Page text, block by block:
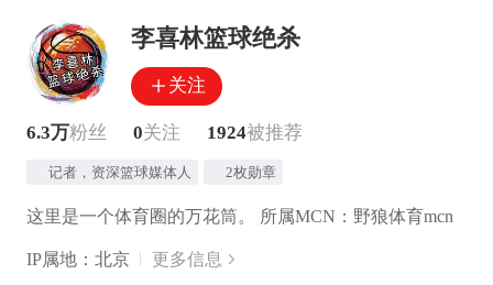
李喜林篮球绝杀
关注
6.3万粉丝 0关注 1924被推荐
记者，资深篮球媒体人 2枚勋章
这里是一个体育圈的万花筒。 所属MCN：野狼体育mcn
IP属地：北京 更多信息